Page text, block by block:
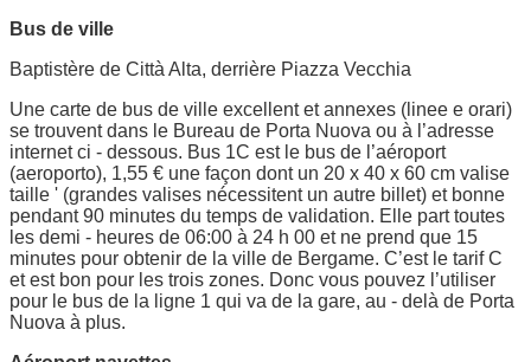
Bus de ville
Baptistère de Città Alta, derrière Piazza Vecchia
Une carte de bus de ville excellent et annexes (linee e orari)
se trouvent dans le Bureau de Porta Nuova ou à l’adresse
internet ci - dessous. Bus 1C est le bus de l’aéroport
(aeroporto), 1,55 € une façon dont un 20 x 40 x 60 cm valise
taille ' (grandes valises nécessitent un autre billet) et bonne
pendant 90 minutes du temps de validation. Elle part toutes
les demi - heures de 06:00 à 24 h 00 et ne prend que 15
minutes pour obtenir de la ville de Bergame. C’est le tarif C
et est bon pour les trois zones. Donc vous pouvez l’utiliser
pour le bus de la ligne 1 qui va de la gare, au - delà de Porta
Nuova à plus.